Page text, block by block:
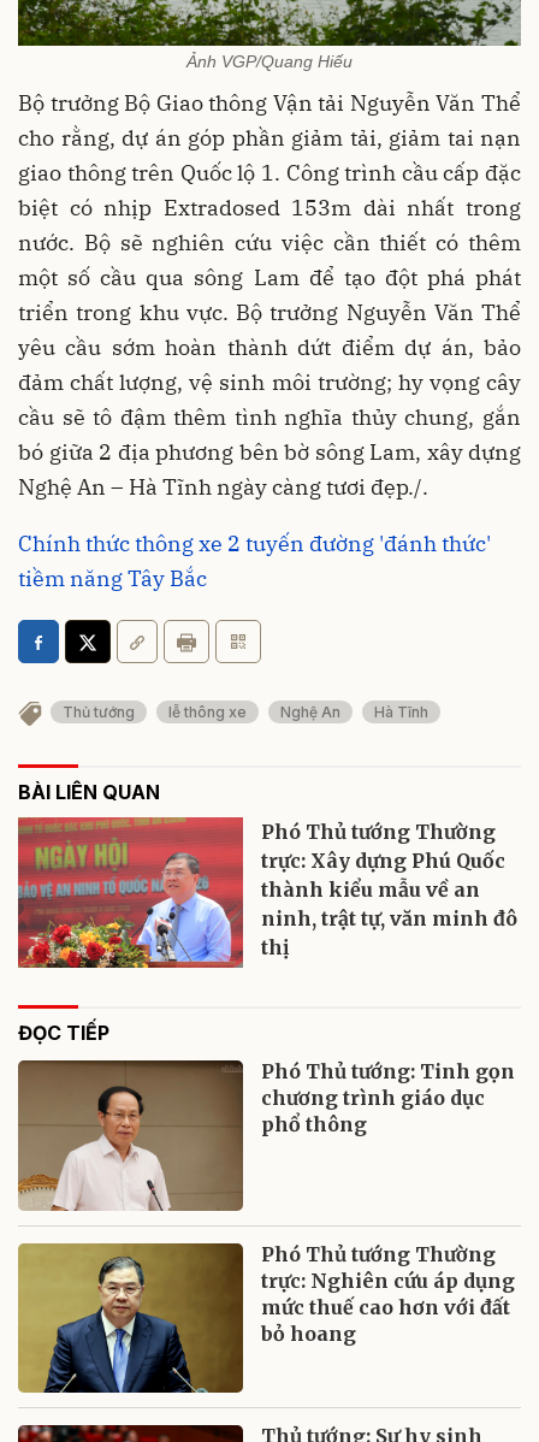
Ảnh VGP/Quang Hiếu
Bộ trưởng Bộ Giao thông Vận tải Nguyễn Văn Thể
cho rằng, dự án góp phần giảm tải, giảm tai nạn
giao thông trên Quốc lộ 1. Công trình cầu cấp đặc
biệt có nhịp Extradosed 153m dài nhất trong
nước. Bộ sẽ nghiên cứu việc cần thiết có thêm
một số cầu qua sông Lam để tạo đột phá phát
triển trong khu vực. Bộ trưởng Nguyễn Văn Thể
yêu cầu sớm hoàn thành dứt điểm dự án, bảo
đảm chất lượng, vệ sinh môi trường; hy vọng cây
cầu sẽ tô đậm thêm tình nghĩa thủy chung, gắn
bó giữa 2 địa phương bên bờ sông Lam, xây dựng
Nghệ An – Hà Tĩnh ngày càng tươi đẹp./.
Chính thức thông xe 2 tuyến đường 'đánh thức'
tiềm năng Tây Bắc
Thủ tướng lễ thông xe Nghệ An Hà Tĩnh
BÀI LIÊN QUAN
Phó Thủ tướng Thường
trực: Xây dựng Phú Quốc
thành kiểu mẫu về an
ninh, trật tự, văn minh đô
thị
ĐỌC TIẾP
Phó Thủ tướng: Tinh gọn
chương trình giáo dục
phổ thông
Phó Thủ tướng Thường
trực: Nghiên cứu áp dụng
mức thuế cao hơn với đất
bỏ hoang
Thủ tướng: Sự hy sinh